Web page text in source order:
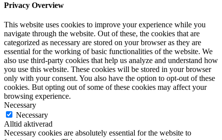
Privacy Overview
This website uses cookies to improve your experience while you
navigate through the website. Out of these, the cookies that are
categorized as necessary are stored on your browser as they are
essential for the working of basic functionalities of the website. We
also use third-party cookies that help us analyze and understand how
you use this website. These cookies will be stored in your browser
only with your consent. You also have the option to opt-out of these
cookies. But opting out of some of these cookies may affect your
browsing experience.
Necessary
Necessary
Alltid aktiverad
Necessary cookies are absolutely essential for the website to